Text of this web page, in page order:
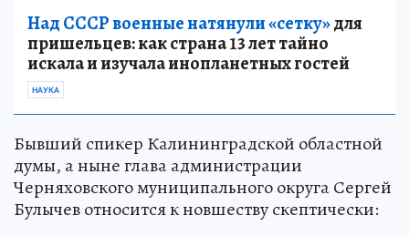
Над СССР военные натянули «сетку»для
пришельцев: как страна 13 лет тайно
искала и изучала инопланетных гостей
НАУКА
Бывший спикер Калининградской областной
думы, а ныне глава администрации
Черняховского муниципального округа Сергей
Булычев относится к новшеству скептически: